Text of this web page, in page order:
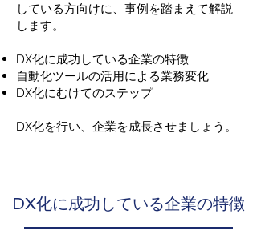
している方向けに、事例を踏まえて解説
します。
DX化に成功している企業の特徴
自動化ツールの活用による業務変化
DX化にむけてのステップ
DX化を行い、企業を成長させましょう。
DX化に成功している企業の特徴